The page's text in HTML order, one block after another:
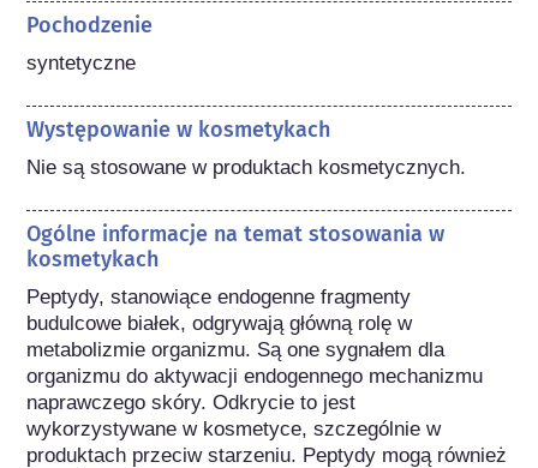
Pochodzenie
syntetyczne
Występowanie w kosmetykach
Nie są stosowane w produktach kosmetycznych.
Ogólne informacje na temat stosowania w
kosmetykach
Peptydy, stanowiące endogenne fragmenty
budulcowe białek, odgrywają główną rolę w
metabolizmie organizmu. Są one sygnałem dla
organizmu do aktywacji endogennego mechanizmu
naprawczego skóry. Odkrycie to jest
wykorzystywane w kosmetyce, szczególnie w
produktach przeciw starzeniu. Peptydy mogą również